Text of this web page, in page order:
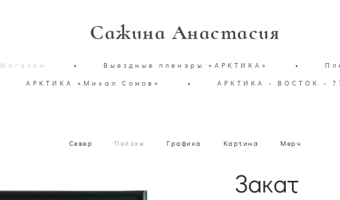
Сажина Анастасия
Магазин • Выездные пленэры «АРКТИКА» •
АРКТИКА «Михал Сомов»
• АРКТИКА - ВОСТОК -
Север Пейзаж Графика Картина Мерч
Закат